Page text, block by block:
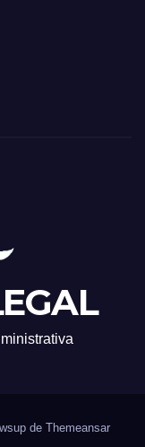
de Themeansar